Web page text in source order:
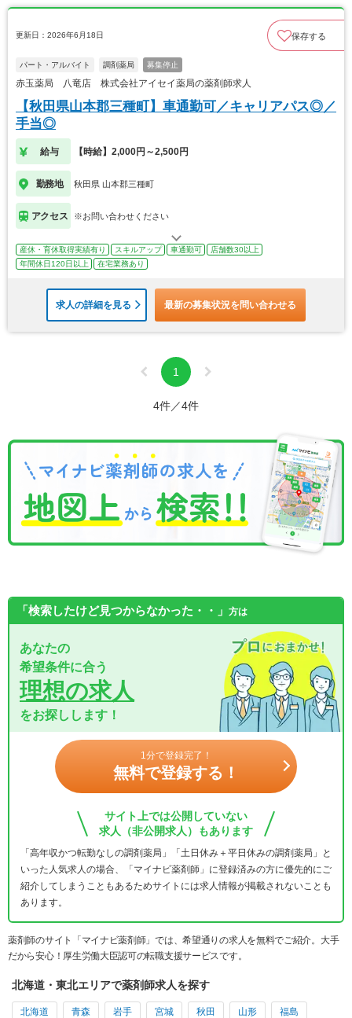
更新日：2026年6月18日 保存する
パート・アルバイト 調剤薬局 募集停止
赤玉薬局 八竜店 株式会社アイセイ薬局の薬剤師求人
【秋田県山本郡三種町】車通勤可／キャリアパス◎／
手当◎
給与 【時給】2,000円～2,500円
勤務地 秋田県 山本郡三種町
アクセス ※お問い合わせください
産休・育休取得実績有り スキルアップ 車通勤可
店舗数30以上
年間休日120日以上
在宅業務あり
求人の詳細を見る 最新の募集状況を問い合わせる
1
4件／4件
「検索したけど見つからなかった・・」 方は
あなたの
希望条件に合う
理想の求人
をお探しします！
1分で登録完了！
無料で登録する！
サイト上では公開していない
求人（非公開求人）もあります
「高年収かつ転勤なしの調剤薬局」「土日休み＋平日休みの調剤薬局」と
いった人気求人の場合、「マイナビ薬剤師」に登録済みの方に優先的にご
紹介してしまうこともあるためサイトには求人情報が掲載されないことも
あります。
薬剤師のサイト「マイナビ薬剤師」では、希望通りの求人を無料でご紹介。大手
だから安心！厚生労働大臣認可の転職支援サービスです。
北海道・東北エリアで薬剤師求人を探す
北海道 青森 岩手 宮城 秋田 山形 福島